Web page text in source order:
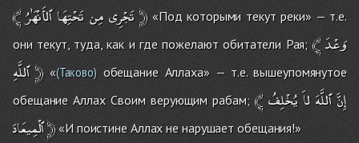
﴾ تَجْرِىمِنتَحْتِهَاٱلأَنْهَٰرُ ﴿«Под которыми текут реки» — т.е.
они текут, туда, как и где пожелают обитатели Рая; ﴾وَعْدَ
ٱللَّهِ ﴿«(Таково) обещание Аллаха» — т.е. вышеупомянутое
обещание Аллах Своим верующим рабам;﴾ إِنَّٱللَّهَلاَيُخْلِفُ
ٱلْمِيعَادَ﴿«И поистине Аллах не нарушает обещания!»